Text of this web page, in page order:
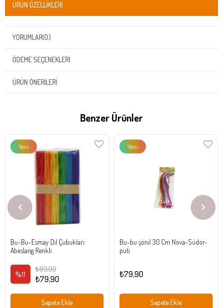
ÜRÜN ÖZELLIKLERI
YORUMLAR(0)
ÖDEME SEÇENEKLERI
ÜRÜN ÖNERILERI
Benzer Ürünler
Bu-Bu-Esmay Dil Çubukları
Abeslang Renkli
%11 ₺79,90
₺89,90
Sepete Ekle
Yeni
Bu-bu şönil 30 Cm Nova-Südor-
puti
₺79,90
Sepete Ekle
Yeni